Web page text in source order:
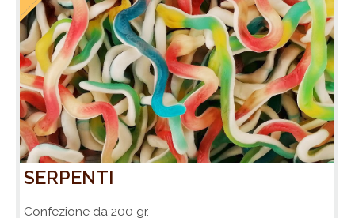
SERPENTI
Confezione da 200 gr.